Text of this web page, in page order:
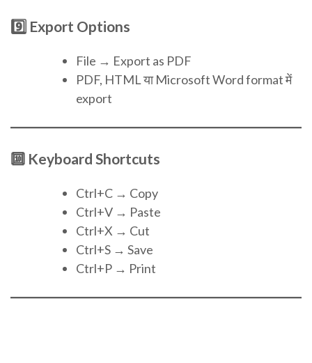
9️⃣ Export Options
File → Export as PDF
PDF, HTML या Microsoft Word format में
export
🔟 Keyboard Shortcuts
Ctrl+C → Copy
Ctrl+V → Paste
Ctrl+X → Cut
Ctrl+S → Save
Ctrl+P → Print